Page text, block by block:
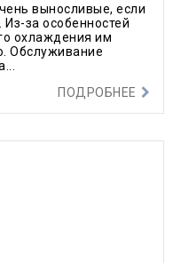
выносливые, если
за особенностей
охлаждения им
Обслуживание
ПОДРОБНЕЕ